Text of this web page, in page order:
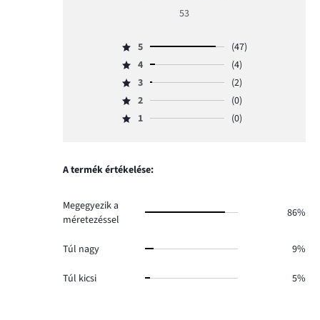
5
53
Osztályzat
5,
szavazatok
száma
5
(47)
Osztályzat
4,
szavazatok
száma
4
(4)
Osztályzat
3,
szavazatok
3
(2)
Osztályzat
2,
0.
2
(0)
Osztályzat
száma
1 (0)
A termék értékelése:
Megegyezik a
méretezéssel
86%
Túl nagy 9%
Túl kicsi 5%